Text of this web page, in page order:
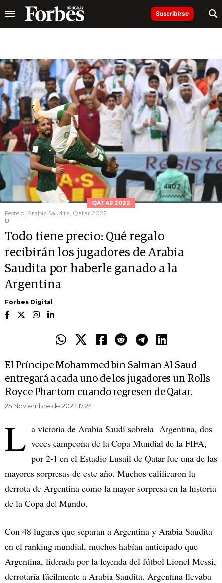
Suscribirse
QATAR 2022
Festejo, Arabia Saudita, Qatar 2022
D
Todo tiene precio: Qué regalo
recibirán los jugadores de Arabia
Saudita por haberle ganado a la
Argentina
Forbes Digital
El Príncipe Mohammed bin Salman Al Saud
entregará a cada uno de los jugadores un Rolls
Royce Phantom cuando regresen de Qatar.
25 Noviembre de 2022 17.24
L a victoria de Arabia Saudí sobrela Argentina, dos
veces campeona de la Copa Mundial de la FIFA,
por 2-1 en el Estadio Lusail de Qatar fue una de las
mayores sorpresas de este año. Muchos calificaron la
derrota de Argentina como la mayor sorpresa en la historia
de la Copa del Mundo.
Con 48 lugares que separan a Argentina y Arabia Saudita
en el ranking mundial, muchos habían anticipado que
Argentina, liderada por la leyenda del fútbol Lionel Messi,
derrotaría fácilmente a Arabia Saudita. Argentina llevaba